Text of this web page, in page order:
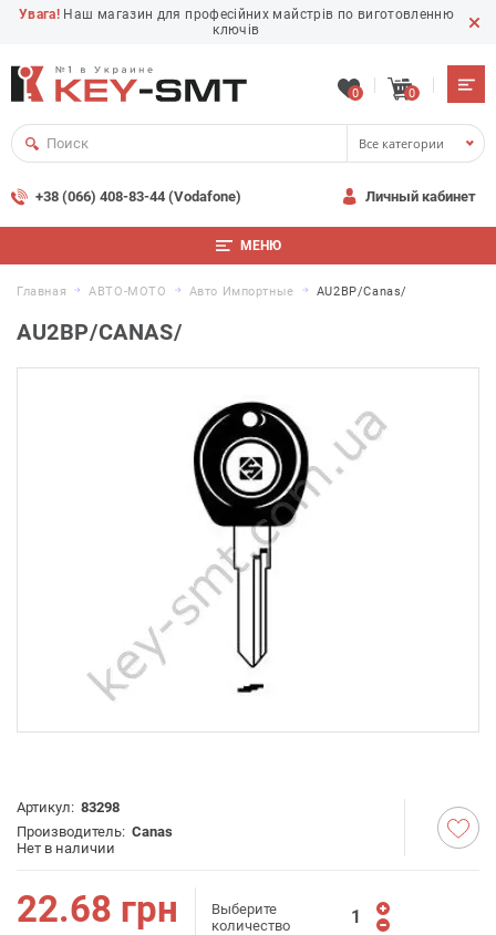
Увага! Наш магазин для професійних майстрів по виготовленню
ключів
0 0
Все категории
+38 (066) 408-83-44 (Vodafone) Личный кабинет
МЕНЮ
Главная АВТО-МОТО Авто Импортные AU2BP/Canas/
AU2BP/CANAS/
Артикул: 83298
Производитель: Canas
Нет в наличии
22.68 грн
Выберите
количество